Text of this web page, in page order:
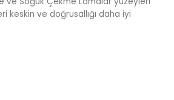
keskin ve doğrusallığı daha iyi